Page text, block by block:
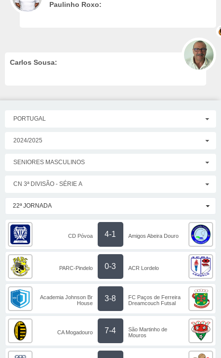
Paulinho Roxo:
Carlos Sousa:
PORTUGAL
2024/2025
SENIORES MASCULINOS
CN 3ª DIVISÃO - SÉRIE A
22ª JORNADA
CD Póvoa 4-1 Amigos Abeira Douro
PARC-Pindelo 0-3 ACR Lordelo
Academia Johnson Br
House
3-8
FC Paços de Ferreira
Dreamcouch Futsal
CA Mogadouro 7-4
São Martinho de
Mouros